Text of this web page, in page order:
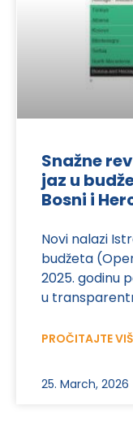
Snažne
jaz u
Bosni i
Novi nalazi
budžeta
2025. godinu
u
PROČITAJTE
25. March, 2026